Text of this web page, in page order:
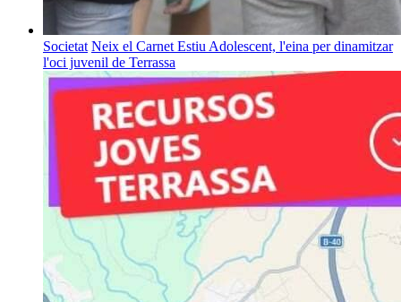
Societat Neix el Carnet Estiu Adolescent, l'eina per dinamitzar
l'oci juvenil de Terrassa